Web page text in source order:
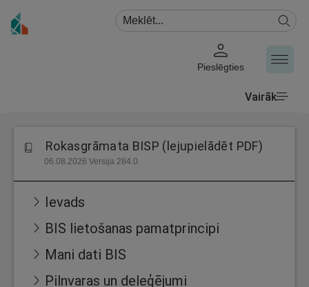
Pieslēgties
Vairāk
Rokasgrāmata BISP (lejupielādēt PDF)
06.08.2026 Versija 284.0
Ievads
BIS lietošanas pamatprincipi
Mani dati BIS
Pilnvaras un deleģējumi